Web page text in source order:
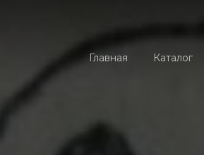
Главная Каталог